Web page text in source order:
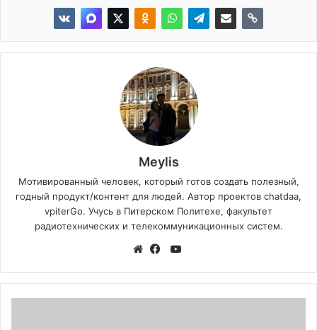
Meylis
Мотивированный человек, который готов создать полезный,
годный продукт/контент для людей. Автор проектов chatdaa,
vpiterGo. Учусь в Питерском Политехе, факультет
радиотехнических и телекоммуникационных систем.
YouTube